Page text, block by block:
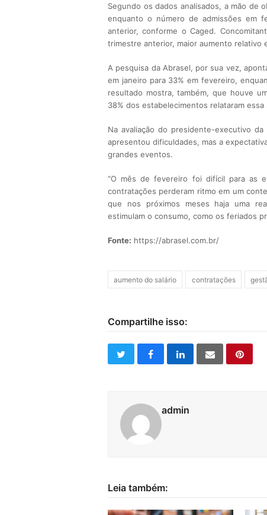
Segundo os dados analisados, a mão de
enquanto o número de admissões em
anterior, conforme o Caged.
trimestre anterior, maior aumento relativo
A pesquisa da Abrasel, por sua vez,
em janeiro para 33% em fevereiro,
resultado mostra, também, que houve
38% dos estabelecimentos relataram essa
Na avaliação do presidente-executivo da
apresentou dificuldades, mas a
grandes eventos.
“O mês de fevereiro foi difícil para as
contratações perderam ritmo em um
que nos próximos meses haja uma
estimulam o consumo, como os feriados
Fonte: https://abrasel.com.br/
aumento do salário contratações
Compartilhe isso:
twitterfacebooklinkedinemail
admin
Leia também: